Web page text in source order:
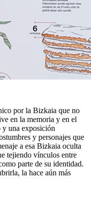
por la Bizkaia que no
en la memoria y en el
y una exposición
y personajes que
a esa Bizkaia oculta
tejiendo vínculos entre
parte de su identidad.
la hace aún más